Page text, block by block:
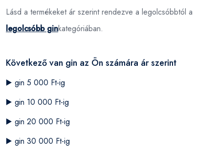
Lásd a termékeket ár szerint rendezve a legolcsóbbtól a
legolcsóbb ginkategóriában.
Következő van gin az Ön számára ár szerint
▶️ gin 5 000 Ft-ig
▶️ gin 10 000 Ft-ig
▶️ gin 20 000 Ft-ig
▶️ gin 30 000 Ft-ig